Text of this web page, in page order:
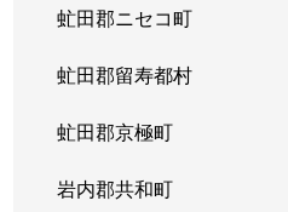
虻田郡ニセコ町
虻田郡留寿都村
虻田郡京極町
岩内郡共和町